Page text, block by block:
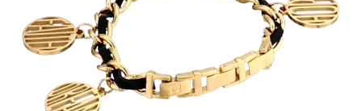
Авторизация
Каталог